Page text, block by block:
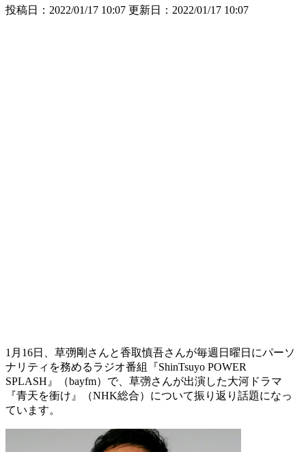
投稿日：2022/01/17 10:07 更新日： 2022/01/17 10:07
1月16日、草彅剛さんと香取慎吾さんが毎週日曜日にパーソ
ナリティを務めるラジオ番組『ShinTsuyo POWER
SPLASH』（bayfm）で、草彅さんが出演した大河ドラマ
『青天を衝け』（NHK総合）について振り返り話題になっ
ています。